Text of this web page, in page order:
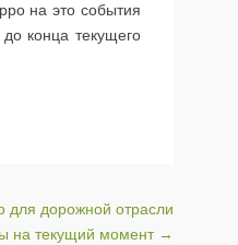
на это события
конца текущего
для дорожной отрасли
на текущий момент →